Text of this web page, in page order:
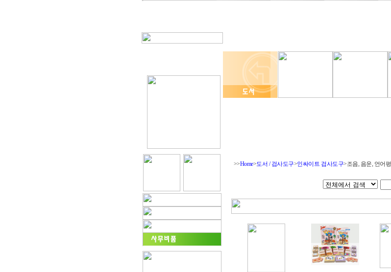
>>Home>도서 / 검사도구>인싸이트 검사도구>조음, 음운, 언어